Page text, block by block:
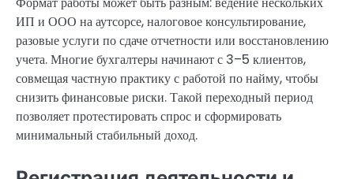
ИП и ООО на аутсорсе, налоговое консультирование,
разовые услуги по сдаче отчетности или восстановлению
учета. Многие бухгалтеры начинают с 3–5 клиентов,
совмещая частную практику с работой по найму, чтобы
снизить финансовые риски. Такой переходный период
позволяет протестировать спрос и сформировать
минимальный стабильный доход.